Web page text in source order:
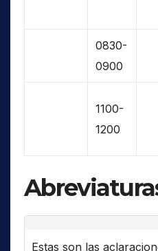
0830-
0900
1100-
1200
Estas son las